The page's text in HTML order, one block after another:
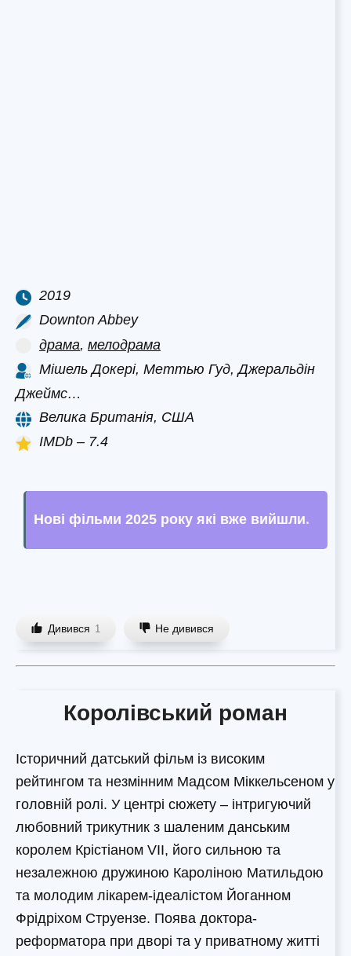
2019
Downton Abbey
драма, мелодрама
Мішель Докері, Меттью Гуд, Джеральдін
Джеймс…
Велика Британія, США
IMDb – 7.4
Нові фільми 2025 року які вже вийшли.
Дивився 1 Не дивився
Королівський роман
Історичний датський фільм із високим
рейтингом та незмінним Мадсом Міккельсеном у
головній ролі. У центрі сюжету – інтригуючий
любовний трикутник з шаленим данським
королем Крістіаном VII, його сильною та
незалежною дружиною Кароліною Матильдою
та молодим лікарем-ідеалістом Йоганном
Фрідріхом Струензе. Поява доктора-
реформатора при дворі та у приватному житті